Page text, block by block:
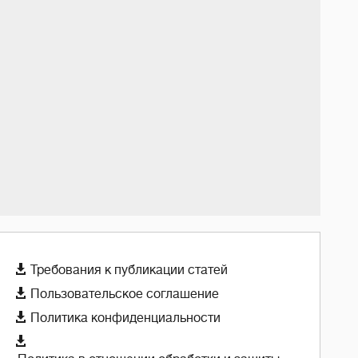
 Требования к публикации статей
 Пользовательское соглашение
 Политика конфиденциальности
